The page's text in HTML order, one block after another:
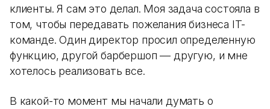
клиенты. Я сам это делал. Моя задача состояла в
том, чтобы передавать пожелания бизнеса IT-
команде. Один директор просил определенную
функцию, другой барбершоп — другую, и мне
хотелось реализовать все.
В какой-то момент мы начали думать о